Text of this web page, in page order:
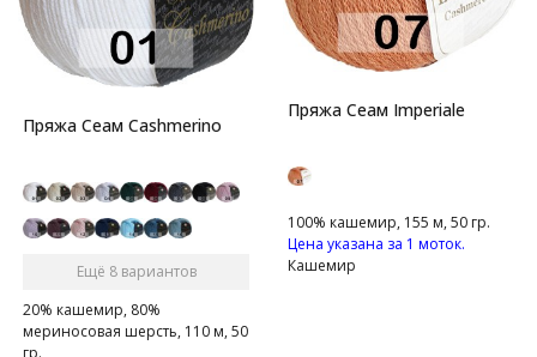
Пряжа Сеам Cashmerino
Ещё 8 вариантов
20% кашемир, 80%
мериносовая шерсть, 110 м, 50
гр.
Пряжа Сеам Imperiale
100% кашемир, 155 м, 50 гр.
Цена указана за 1 моток.
Кашемир